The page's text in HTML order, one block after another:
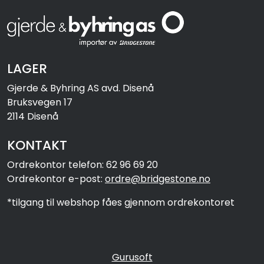
LAGER
Gjerde & Byhring AS avd. Disenå
Bruksvegen 17
2114 Disenå
KONTAKT
Ordrekontor telefon: 62 96 69 20
Ordrekontor e-post: ordre@bridgestone.no
*tilgang til webshop fåes gjennom ordrekontoret
Gurusoft